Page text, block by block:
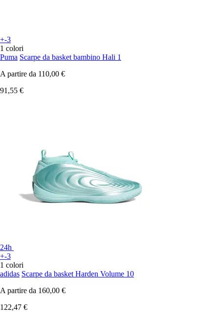
+-3
1 colori
Puma Scarpe da basket bambino Hali 1
A partire da 110,00 €
91,55 €
24h
+-3
1 colori
adidas Scarpe da basket Harden Volume 10
A partire da 160,00 €
122,47 €